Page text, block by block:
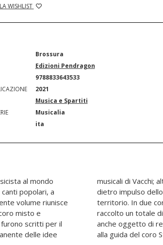
WISHLIST
Brossura
Edizioni Pendragon
9788833643533
2021
Musica e Spartiti
Musicalia
ita
al mondo
popolari, a
volume riunisce
misto e
scritti per il
delle idee
che, spesso
nel proprio
figlia di Giorgio, ha
sono state
diretta acquisita
alla guida del coro